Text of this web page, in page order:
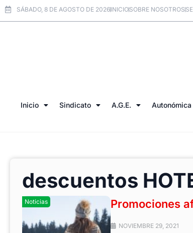
SÁBADO, 8 DE AGOSTO DE 2026INICIOSOBRE NOSOTROS
Inicio Sindicato A.G.E. Autonómica
descuentos
Noticias Promociones
NOVIEMBRE 29, 2021